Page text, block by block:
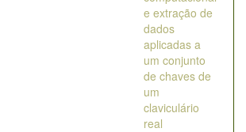
e extração de
dados
aplicadas a
um conjunto
de chaves de
um
claviculário
real